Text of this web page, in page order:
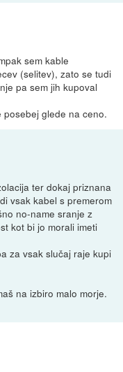
sem kable
(selitev), zato se tudi
pa sem jih kupoval
posebej glede na ceno.
ter dokaj priznana
vsak kabel s premerom
no-name sranje z
kot bi jo morali imeti
za vsak slučaj raje kupi
na izbiro malo morje.